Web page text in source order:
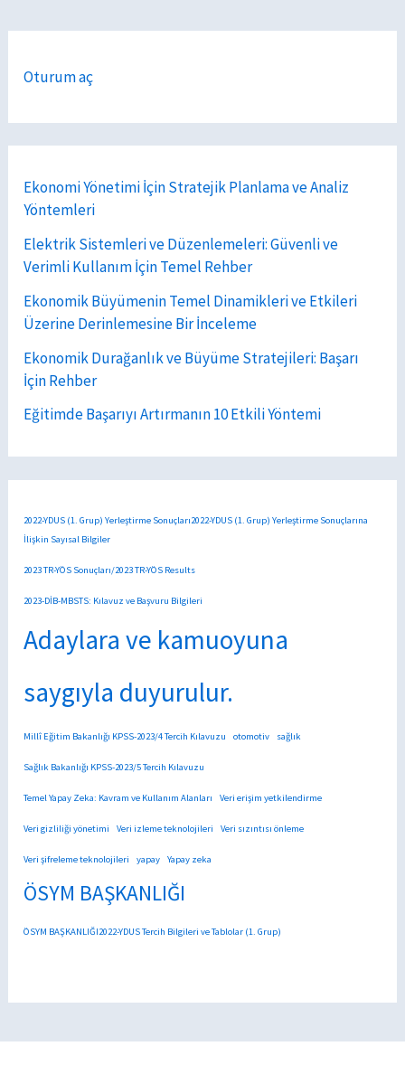
Oturum aç
Ekonomi Yönetimi İçin Stratejik Planlama ve Analiz
Yöntemleri
Elektrik Sistemleri ve Düzenlemeleri: Güvenli ve
Verimli Kullanım İçin Temel Rehber
Ekonomik Büyümenin Temel Dinamikleri ve Etkileri
Üzerine Derinlemesine Bir İnceleme
Ekonomik Durağanlık ve Büyüme Stratejileri: Başarı
İçin Rehber
Eğitimde Başarıyı Artırmanın 10 Etkili Yöntemi
2022-YDUS (1. Grup) Yerleştirme Sonuçları2022-YDUS (1. Grup) Yerleştirme Sonuçlarına
İlişkin Sayısal Bilgiler
2023 TR-YÖS Sonuçları/2023 TR-YÖS Results
2023-DİB-MBSTS: Kılavuz ve Başvuru Bilgileri
Adaylara ve kamuoyuna
saygıyla duyurulur.
Millî Eğitim Bakanlığı KPSS-2023/4 Tercih Kılavuzu otomotiv sağlık
Sağlık Bakanlığı KPSS-2023/5 Tercih Kılavuzu
Temel Yapay Zeka: Kavram ve Kullanım Alanları Veri erişim yetkilendirme
Veri gizliliği yönetimi Veri izleme teknolojileri Veri sızıntısı önleme
Veri şifreleme teknolojileri yapay Yapay zeka
ÖSYM BAŞKANLIĞI
ÖSYM BAŞKANLIĞI2022-YDUS Tercih Bilgileri ve Tablolar (1. Grup)